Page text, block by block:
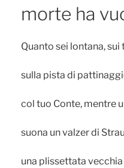
morte ha
Quanto sei lontana,
sulla pista di
col tuo Conte, mentre
suona un valzer di
una plissettata